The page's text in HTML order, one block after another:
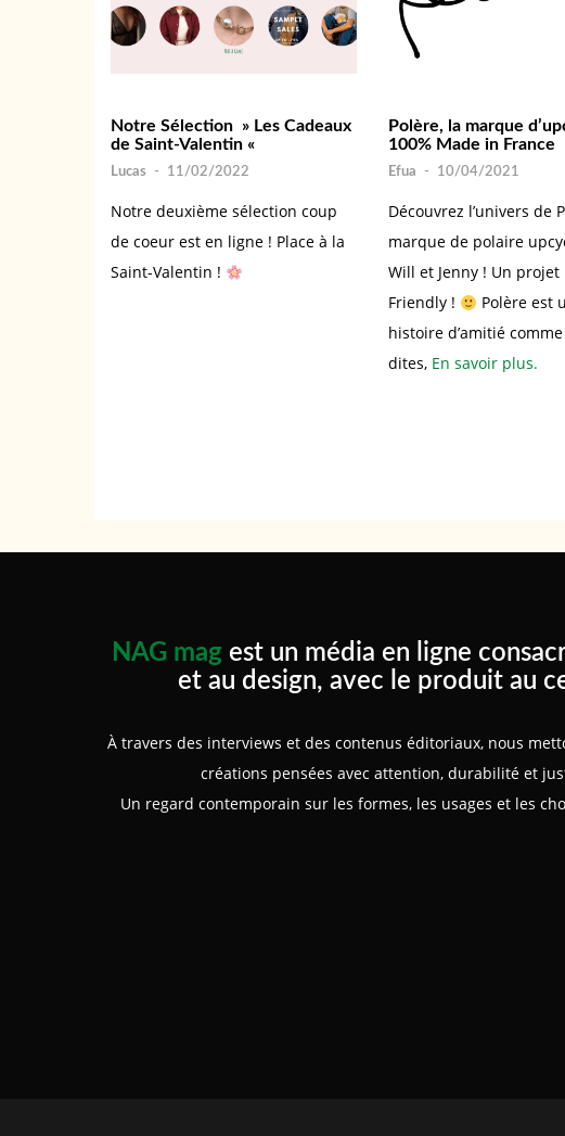
Notre Sélection » Les Cadeaux
de Saint-Valentin «
Lucas - 11/02/2022
Notre deuxième sélection coup
de coeur est en ligne ! Place à la
Saint-Valentin !
Polère, la marque
100% Made in France
Efua - 10/04/2021
Découvrez l’univers de
marque de polaire
Will et Jenny ! Un projet
Friendly !
Polère est
histoire d’amitié
dites, En savoir plus.
NAG mag est un média en ligne
et au design, avec le produit au
À travers des interviews et des contenus éditoriaux, nous
créations pensées avec attention, durabilité et
Un regard contemporain sur les formes, les usages et les